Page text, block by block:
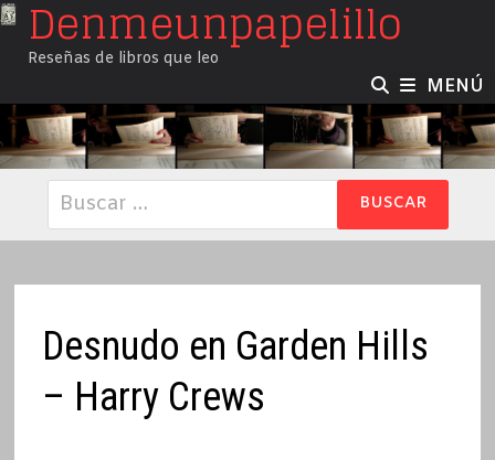
SaltarDenmeunpapelillo
Reseñas de libros que leo
MENÚ
Buscar:
Desnudo en Garden Hills
– Harry Crews